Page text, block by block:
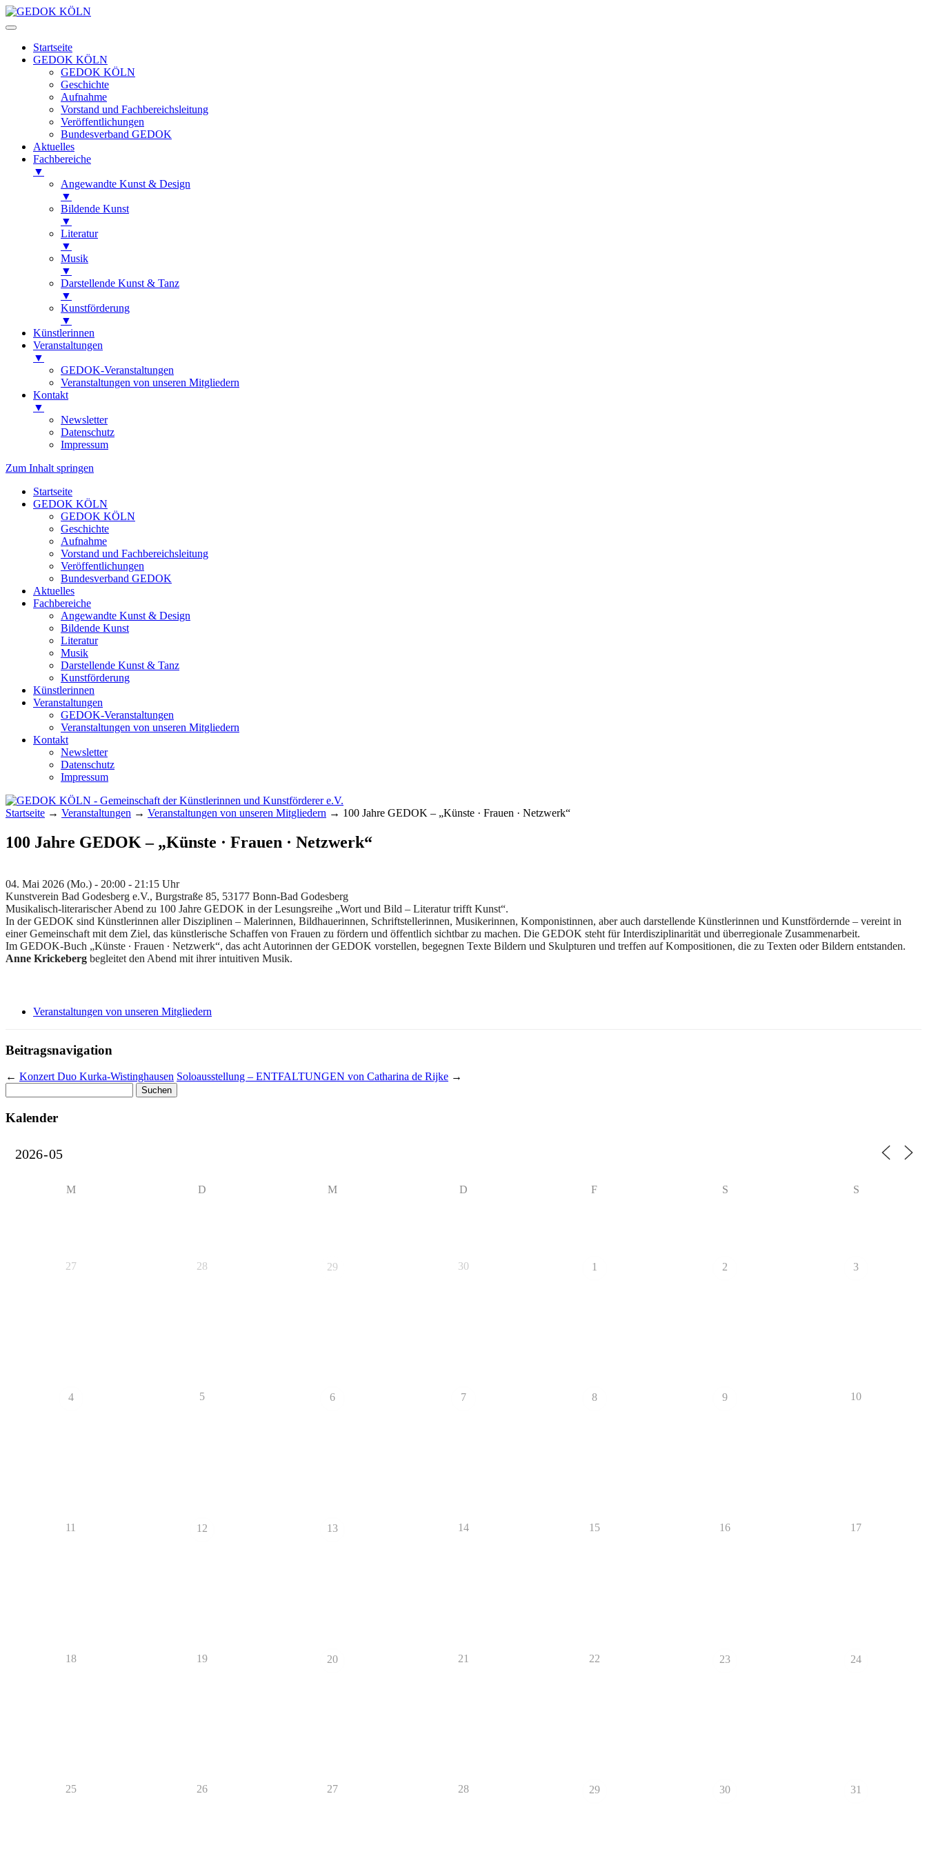
Startseite
GEDOK KÖLN
GEDOK KÖLN
Geschichte
Aufnahme
Vorstand und Fachbereichsleitung
Veröffentlichungen
Bundesverband GEDOK
Aktuelles
Fachbereiche
▼
Angewandte Kunst & Design
▼
Bildende Kunst
▼
Literatur
▼
Musik
▼
Darstellende Kunst & Tanz
▼
Kunstförderung
▼
Künstlerinnen
Veranstaltungen
▼
GEDOK-Veranstaltungen
Veranstaltungen von unseren Mitgliedern
Kontakt
▼
Newsletter
Datenschutz
Impressum
Zum Inhalt springen
Startseite
GEDOK KÖLN
GEDOK KÖLN
Geschichte
Aufnahme
Vorstand und Fachbereichsleitung
Veröffentlichungen
Bundesverband GEDOK
Aktuelles
Fachbereiche
Angewandte Kunst & Design
Bildende Kunst
Literatur
Musik
Darstellende Kunst & Tanz
Kunstförderung
Künstlerinnen
Veranstaltungen
GEDOK-Veranstaltungen
Veranstaltungen von unseren Mitgliedern
Kontakt
Newsletter
Datenschutz
Impressum
GEDOK KÖLN
Gemeinschaft der Künstlerinnen und Kunstförderer e.V.
Startseite → Veranstaltungen → Veranstaltungen von unseren Mitgliedern → 100 Jahre GEDOK – „Künste · Frauen · Netzwerk“
100 Jahre GEDOK – „Künste · Frauen · Netzwerk“
04. Mai 2026 (Mo.) - 20:00 - 21:15 Uhr
Kunstverein Bad Godesberg e.V., Burgstraße 85, 53177 Bonn-Bad Godesberg
Musikalisch-literarischer Abend zu 100 Jahre GEDOK in der Lesungsreihe „Wort und Bild – Literatur trifft Kunst“.
In der GEDOK sind Künstlerinnen aller Disziplinen – Malerinnen, Bildhauerinnen, Schriftstellerinnen, Musikerinnen, Komponistinnen, aber auch darstellende Künstlerinnen und Kunstfördernde – vereint in
einer Gemeinschaft mit dem Ziel, das künstlerische Schaffen von Frauen zu fördern und öffentlich sichtbar zu machen. Die GEDOK steht für Interdisziplinarität und überregionale Zusammenarbeit.
Im GEDOK-Buch „Künste ∙ Frauen ∙ Netzwerk“, das acht Autorinnen der GEDOK vorstellen, begegnen Texte Bildern und Skulpturen und treffen auf Kompositionen, die zu Texten oder Bildern entstanden.
Anne Krickeberg begleitet den Abend mit ihrer intuitiven Musik.
Veranstaltungen von unseren Mitgliedern
Beitragsnavigation
← Konzert Duo Kurka-Wistinghausen Soloausstellung – ENTFALTUNGEN von Catharina de Rijke →
nach:
Kalender
M D M D F S S
27 28 29 30 1 2 3
4 5 6 7 8 9 10
11 12 13 14 15 16 17
18 19 20 21 22 23 24
25 26 27 28 29 30 31